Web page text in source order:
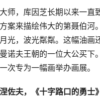
师，库因芝长期以来一直
案来描绘伟大的第聂伯河
光，波光粼粼。这幅油画
诺夫王朝的一位大公买下
次专为一幅画举办画展。
佐夫，《十字路口的勇士